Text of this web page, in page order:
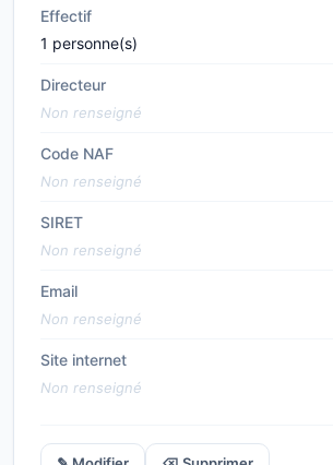
Effectif
1 personne(s)
Directeur
Non renseigné
Code NAF
Non renseigné
SIRET
Non renseigné
Email
Non renseigné
Site internet
Non renseigné